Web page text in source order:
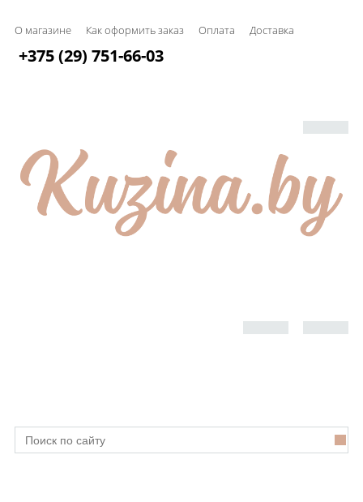
О магазине Как оформить заказ Оплата Доставка
+375 (29) 751-66-03